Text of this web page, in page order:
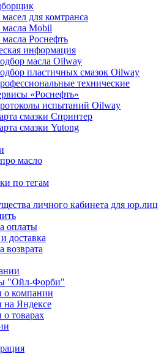
для комтранса
Mobil
Роснефть
информация
масла Oilway
пластичных смазок Oilway
технические
«Роснефть»
испытаний Oilway
смазки Спринтер
смазки Yutong
масло
по тегам
личного кабинета для юр.лиц
оплаты
доставка
возврата
"Ойл-Форби"
о компании
Яндексе
товарах